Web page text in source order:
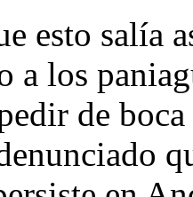
esto salía
a los
de